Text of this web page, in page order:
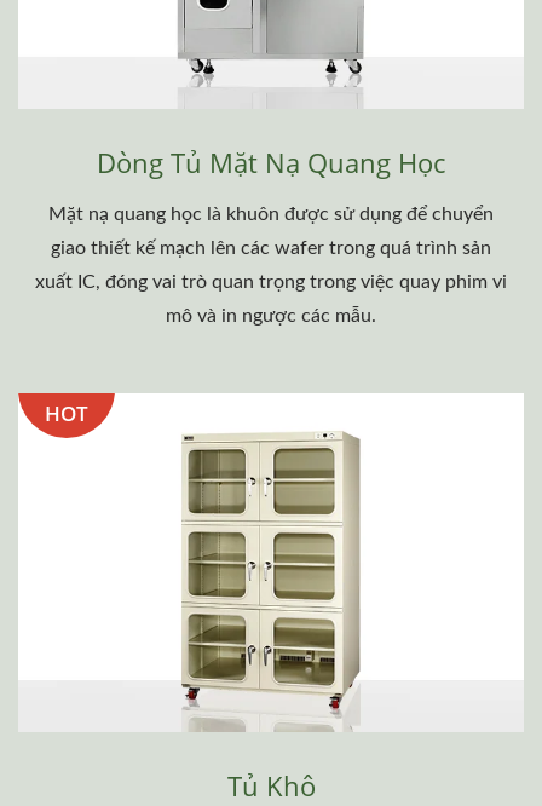
Dòng Tủ Mặt Nạ Quang Học
Mặt nạ quang học là khuôn được sử dụng để chuyển
giao thiết kế mạch lên các wafer trong quá trình sản
xuất IC, đóng vai trò quan trọng trong việc quay phim vi
mô và in ngược các mẫu.
HOT
Tủ Khô